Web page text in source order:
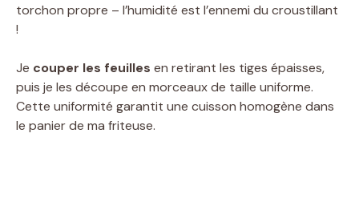
torchon propre – l’humidité est l’ennemi du croustillant
!
Je couper les feuilles en retirant les tiges épaisses,
puis je les découpe en morceaux de taille uniforme.
Cette uniformité garantit une cuisson homogène dans
le panier de ma friteuse.